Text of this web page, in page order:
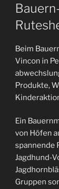
Beim
Vincon in
Produkte,
Ein
von Höfen
spannende
Jagdhund-
Gruppen